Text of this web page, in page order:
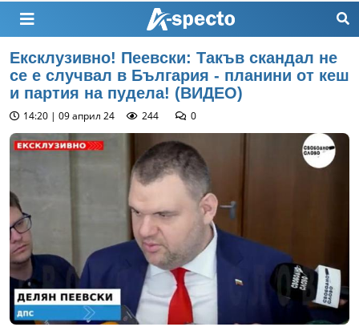
Ексклузивно! Пеевски: Такъв скандал не
се е случвал в България - планини от кеш
и партия на пудела! (ВИДЕО)
14:20 | 09 април 24 244 0